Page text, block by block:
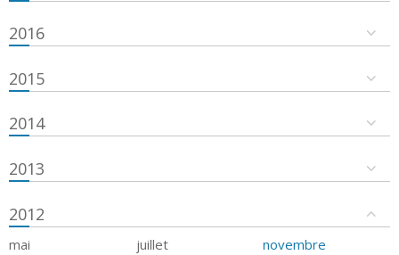
2016
2015
2014
2013
2012
mai juillet
novembre